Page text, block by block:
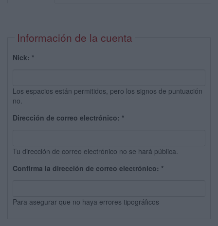
Información de la cuenta
Nick: *
Los espacios están permitidos, pero los signos de puntuación
no.
Dirección de correo electrónico: *
Tu dirección de correo electrónico no se hará pública.
Confirma la dirección de correo electrónico: *
Para asegurar que no haya errores tipográficos